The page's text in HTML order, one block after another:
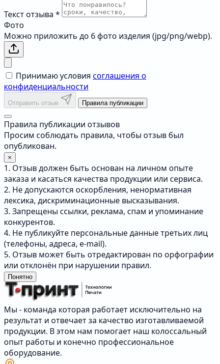
Текст отзыва *
Фото
Можно приложить до 6 фото изделия (jpg/png/webp).
Принимаю условия соглашения о
конфиденциальности
Отправить отзыв Правила публикации
Правила публикации отзывов
Просим соблюдать правила, чтобы отзыв был
опубликован.
×
1. Отзыв должен быть основан на личном опыте
заказа и касаться качества продукции или сервиса.
2. Не допускаются оскорбления, ненормативная
лексика, дискриминационные высказывания.
3. Запрещены ссылки, реклама, спам и упоминание
конкурентов.
4. Не публикуйте персональные данные третьих лиц
(телефоны, адреса, e-mail).
5. Отзыв может быть отредактирован по орфографии
или отклонён при нарушении правил.
Понятно
Мы - команда которая работает исключительно на
результат и отвечает за качество изготавливаемой
продукции. В этом нам помогает наш колоссальный
опыт работы и конечно профессиональное
оборудование.